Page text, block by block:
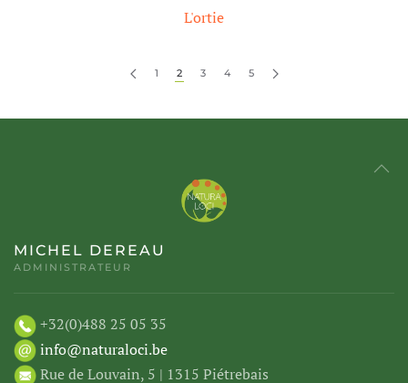
L'ortie
1 2 3 4 5
MICHEL DEREAU
ADMINISTRATEUR
+32(0)488 25 05 35
info@naturaloci.be
Rue de Louvain, 5 | 1315 Piétrebais